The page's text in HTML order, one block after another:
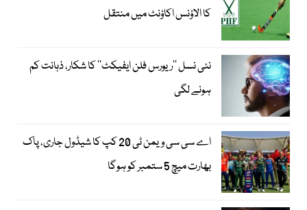
کا الاؤنس اکاؤنٹ میں منتقل
نئی نسل ’’ریورس فلن ایفیکٹ‘‘ کا شکار، ذہانت کم
ہونے لگی
اے سی سی ویمن ٹی 20 کپ کا شیڈول جاری، پاک
بھارت میچ 5 ستمبر کو ہوگا